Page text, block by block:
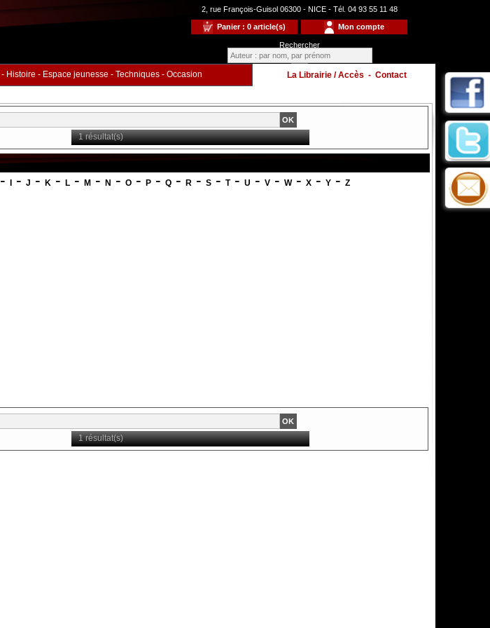
2, rue François-Guisol 06300 - NICE - Tél. 04 93 55 11 48
Panier : 0 article(s) Mon compte
Rechercher
- Histoire - Espace jeunesse - Techniques - Occasion La Librairie / Accès - Contact
1 résultat(s)
- -J -K -L -M -N -O -P -Q -R -S -T-U -V -W-X -Y -Z
1 résultat(s)